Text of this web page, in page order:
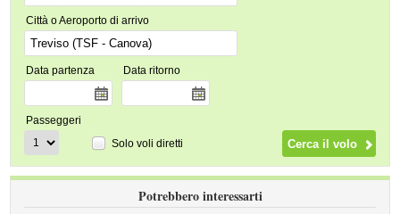
Città o Aeroporto di arrivo
Data partenza Data ritorno
Passeggeri
Solo voli diretti
Potrebbero interessarti